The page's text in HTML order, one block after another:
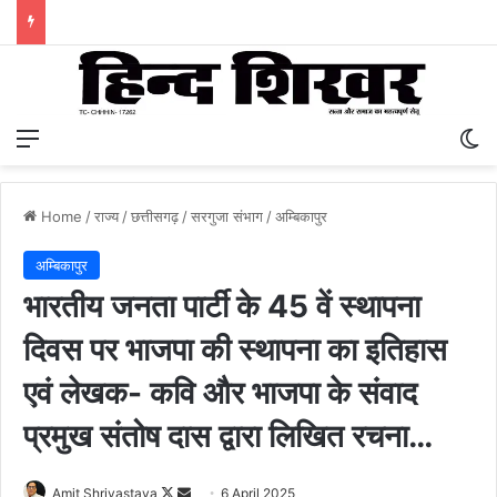
Home /राज्य/छत्तीसगढ़/सरगुजा संभाग/अम्बिकापुर
अम्बिकापुर
भारतीय जनता पार्टी के 45 वें स्थापना
दिवस पर भाजपा की स्थापना का इतिहास
एवं लेखक- कवि और भाजपा के संवाद
प्रमुख संतोष दास द्वारा लिखित रचना…
Amit Shrivastava
F
6 April 2025